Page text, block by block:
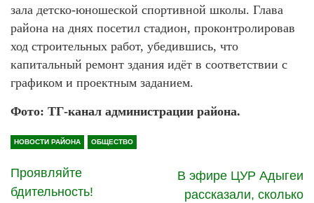
зала детско-юношеской спортивной школы. Глава
района на днях посетил стадион, проконтролировав
ход строительных работ, убедившись, что
капитальный ремонт здания идёт в соответствии с
графиком и проектным заданием.
Фото: ТГ-канал администрации района.
НОВОСТИ РАЙОНА ОБЩЕСТВО
Проявляйте
бдительность!
В эфире ЦУР Адыгеи
рассказали, сколько